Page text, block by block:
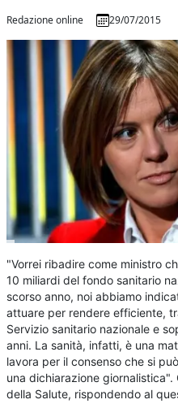
Redazione online 29/07/2015
"Vorrei ribadire come ministro
10 miliardi del fondo sanitario
scorso anno, noi abbiamo
attuare per rendere efficiente,
Servizio sanitario nazionale e
anni. La sanità, infatti, è una
lavora per il consenso che si
una dichiarazione
della Salute, rispondendo al